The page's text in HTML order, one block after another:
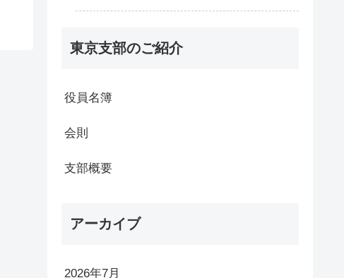
東京支部のご紹介
役員名簿
会則
支部概要
アーカイブ
2026年7月